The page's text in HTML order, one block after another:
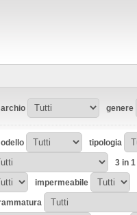
genere
tipologia
3 in 1
impermeabile